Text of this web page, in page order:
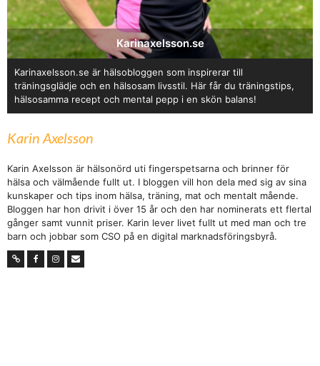
Karinaxelsson.se
Karinaxelsson.se är hälsobloggen som inspirerar till
träningsglädje och en hälsosam livsstil. Här får du träningstips,
hälsosamma recept och mental pepp i en skön balans!
Karin Axelsson
Karin Axelsson är hälsonörd uti fingerspetsarna och brinner för
hälsa och välmående fullt ut. I bloggen vill hon dela med sig av sina
kunskaper och tips inom hälsa, träning, mat och mentalt mående.
Bloggen har hon drivit i över 15 år och den har nominerats ett flertal
gånger samt vunnit priser. Karin lever livet fullt ut med man och tre
barn och jobbar som CSO på en digital marknadsföringsbyrå.